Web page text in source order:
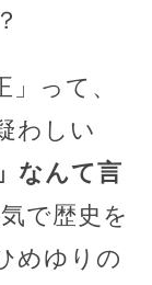
って、
わしい
なんて言
で歴史を
めゆりの